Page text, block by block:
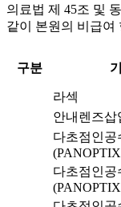
의료법 제 45조 및
같이 본원의 비급여
구분
라섹
안내렌즈삽
다초점인공
다초점인공